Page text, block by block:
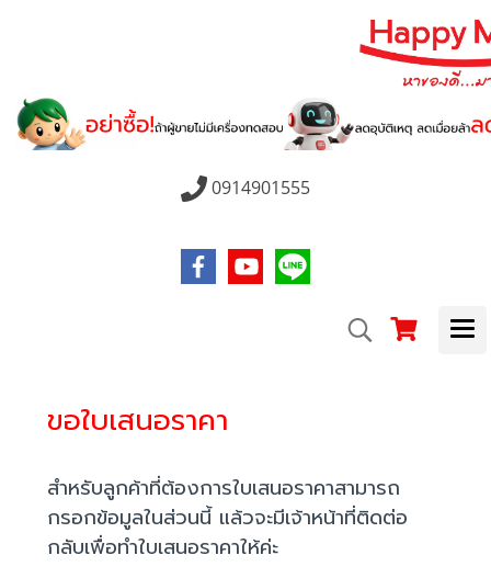
0914901555
ขอใบเสนอราคา
สำหรับลูกค้าที่ต้องการใบเสนอราคาสามารถ
กรอกข้อมูลในส่วนนี้ แล้วจะมีเจ้าหน้าที่ติดต่อ
กลับเพื่อทำใบเสนอราคาให้ค่ะ